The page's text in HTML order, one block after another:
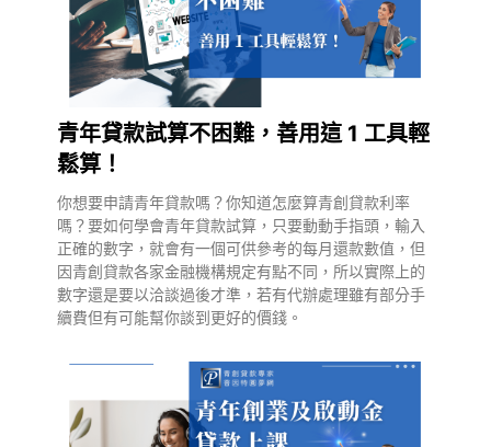
青年貸款試算不困難，善用這 1 工具輕
鬆算！
你想要申請青年貸款嗎？你知道怎麼算青創貸款利率
嗎？要如何學會青年貸款試算，只要動動手指頭，輸入
正確的數字，就會有一個可供參考的每月還款數值，但
因青創貸款各家金融機構規定有點不同，所以實際上的
數字還是要以洽談過後才準，若有代辦處理雖有部分手
續費但有可能幫你談到更好的價錢。